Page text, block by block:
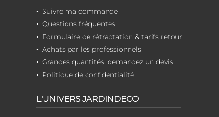
Suivre ma commande
Questions fréquentes
Formulaire de rétractation & tarifs retour
Achats par les professionnels
Grandes quantités, demandez un devis
Politique de confidentialité
L'UNIVERS JARDINDECO